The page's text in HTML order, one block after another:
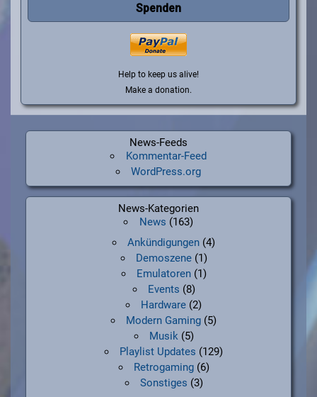
Spenden
Help to keep us alive!
Make a donation.
News-Feeds
Kommentar-Feed
WordPress.org
News-Kategorien
News (163)
Ankündigungen (4)
Demoszene(1)
Emulatoren(1)
Events (8)
Hardware (2)
Modern Gaming (5)
Musik(5)
Playlist Updates (129)
Retrogaming(6)
Sonstiges (3)